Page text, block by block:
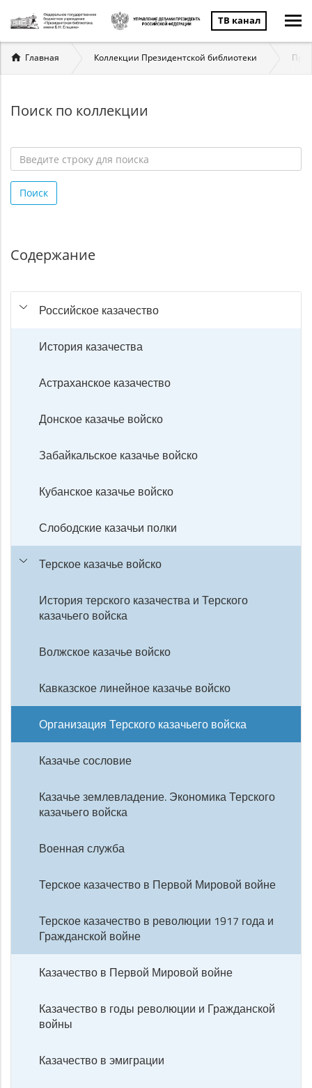
ТВ канал
Вы
здесь
Главная Коллекции Президентской библиотеки
Поиск по коллекции
строку
для
Поиск
Содержание
Российское казачество
История казачества
Астраханское казачество
Донское казачье войско
Забайкальское казачье войско
Кубанское казачье войско
Слободские казачьи полки
Терское казачье войско
История терского казачества и Терского
казачьего войска
Волжское казачье войско
Кавказское линейное казачье войско
Организация Терского казачьего войска
Казачье сословие
Казачье землевладение. Экономика Терского
казачьего войска
Военная служба
Терское казачество в Первой Мировой войне
Терское казачество в революции 1917 года и
Гражданской войне
Казачество в Первой Мировой войне
Казачество в годы революции и Гражданской
войны
Казачество в эмиграции